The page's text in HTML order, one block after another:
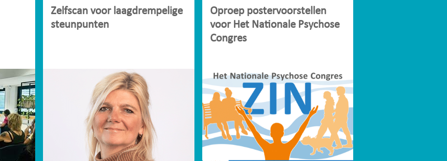
Zelfscan voor laagdrempelige
steunpunten
Oproep postervoorstellen
voor Het Nationale Psychose
Congres